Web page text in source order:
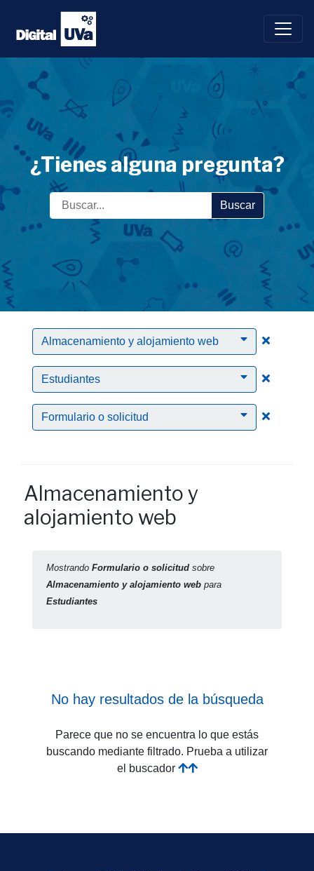
Saltar
contenido
¿Tienes alguna pregunta?
Buscar
Almacenamiento y alojamiento web Clic
Estudiantes Clic
Formulario o solicitud Clic
Almacenamiento y
alojamiento web
Mostrando Formulario o solicitud sobre
Almacenamiento y alojamiento web para
Estudiantes
No hay resultados de la búsqueda
Parece que no se encuentra lo que estás
buscando mediante filtrado. Prueba a utilizar
el buscador